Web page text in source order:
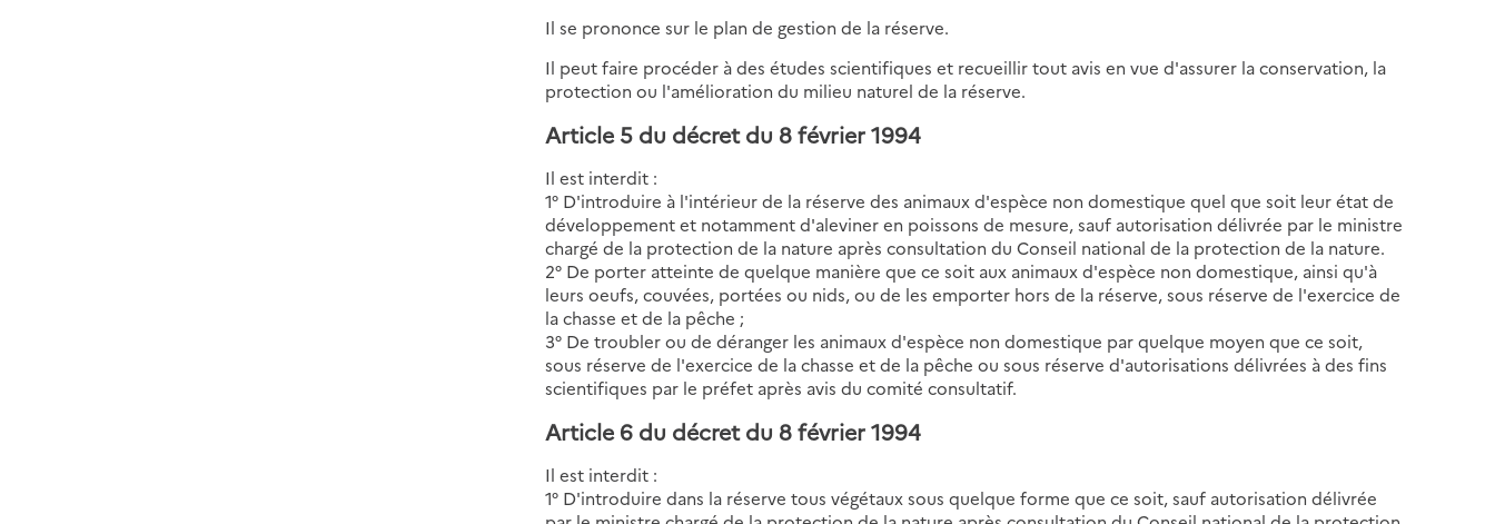
Il se prononce sur le plan de gestion de la réserve.
Il peut faire procéder à des études scientifiques et recueillir tout avis en vue d'assurer la conservation, la
protection ou l'amélioration du milieu naturel de la réserve.
Article 5 du décret du 8 février 1994
Il est interdit :
1° D'introduire à l'intérieur de la réserve des animaux d'espèce non domestique quel que soit leur état de
développement et notamment d'aleviner en poissons de mesure, sauf autorisation délivrée par le ministre
chargé de la protection de la nature après consultation du Conseil national de la protection de la nature.
2° De porter atteinte de quelque manière que ce soit aux animaux d'espèce non domestique, ainsi qu'à
leurs oeufs, couvées, portées ou nids, ou de les emporter hors de la réserve, sous réserve de l'exercice de
la chasse et de la pêche ;
3° De troubler ou de déranger les animaux d'espèce non domestique par quelque moyen que ce soit,
sous réserve de l'exercice de la chasse et de la pêche ou sous réserve d'autorisations délivrées à des fins
scientifiques par le préfet après avis du comité consultatif.
Article 6 du décret du 8 février 1994
Il est interdit :
1° D'introduire dans la réserve tous végétaux sous quelque forme que ce soit, sauf autorisation délivrée